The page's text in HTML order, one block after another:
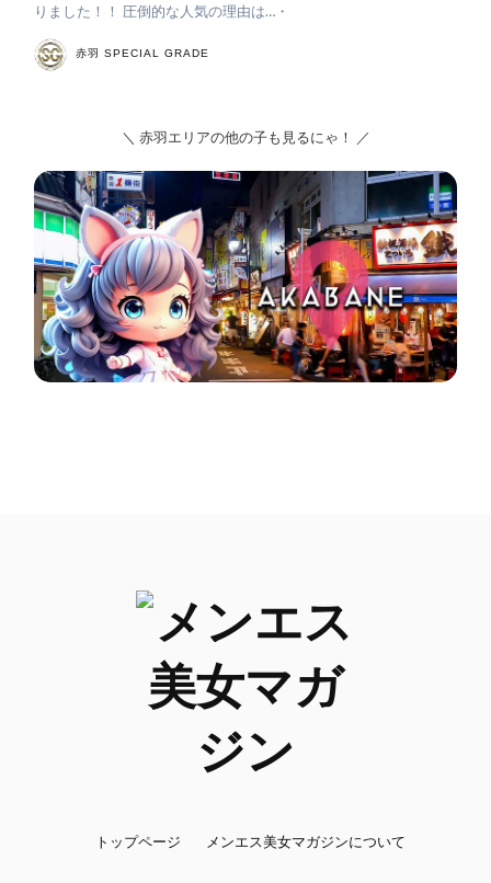
りました！！ 圧倒的な人気の理由は…・
赤羽 SPECIAL GRADE
＼ 赤羽エリアの他の子も見るにゃ！ ／
トップページ メンエス美女マガジンについて